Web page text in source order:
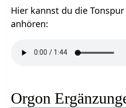
Hier kannst du die
anhören:
Orgon